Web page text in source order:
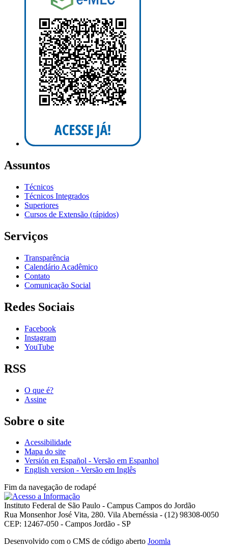
Assuntos
Técnicos
Técnicos Integrados
Superiores
Cursos de Extensão (rápidos)
Serviços
Transparência
Calendário Acadêmico
Contato
Comunicação Social
Redes Sociais
Facebook
Instagram
YouTube
RSS
O que é?
Assine
Sobre o site
Acessibilidade
Mapa do site
Versión en Español - Versão em Espanhol
English version - Versão em Inglês
Fim da navegação de rodapé
Instituto Federal de São Paulo - Campus Campos do Jordão
Rua Monsenhor José Vita, 280. Vila Abernéssia - (12) 98308-0050
CEP: 12467-050 - Campos Jordão - SP
Desenvolvido com o CMS de código aberto Joomla